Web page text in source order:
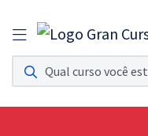
Assinatura Ilimitada
Acesso a todos os cursos.
Assinatura OAB Até